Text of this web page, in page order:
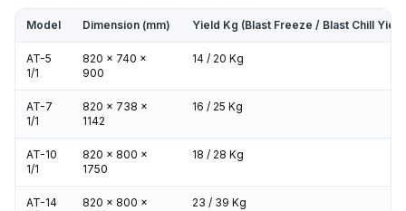
Model Dimension (mm) Yield Kg (Blast Freeze / Blast Chill
AT-5
1/1
820 x 740 x
900
14 / 20 Kg
AT-7
1/1
820 x 738 x
1142
16 / 25 Kg
AT-10
1/1
820 x 800 x
1750
18 / 28 Kg
AT-14
820 x 800 x
23 / 39 Kg